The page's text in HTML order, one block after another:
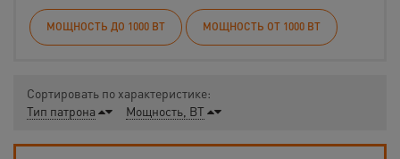
МОЩНОСТЬ ДО 1000 ВТ МОЩНОСТЬ ОТ 1000 ВТ
Сортировать по характеристике:
Тип патрона
Мощность, ВТ